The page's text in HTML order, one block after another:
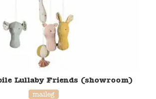
Lullaby Friends​​ (showroom)
maileg